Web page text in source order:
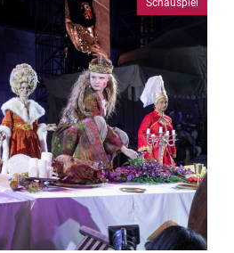
Schauspiel